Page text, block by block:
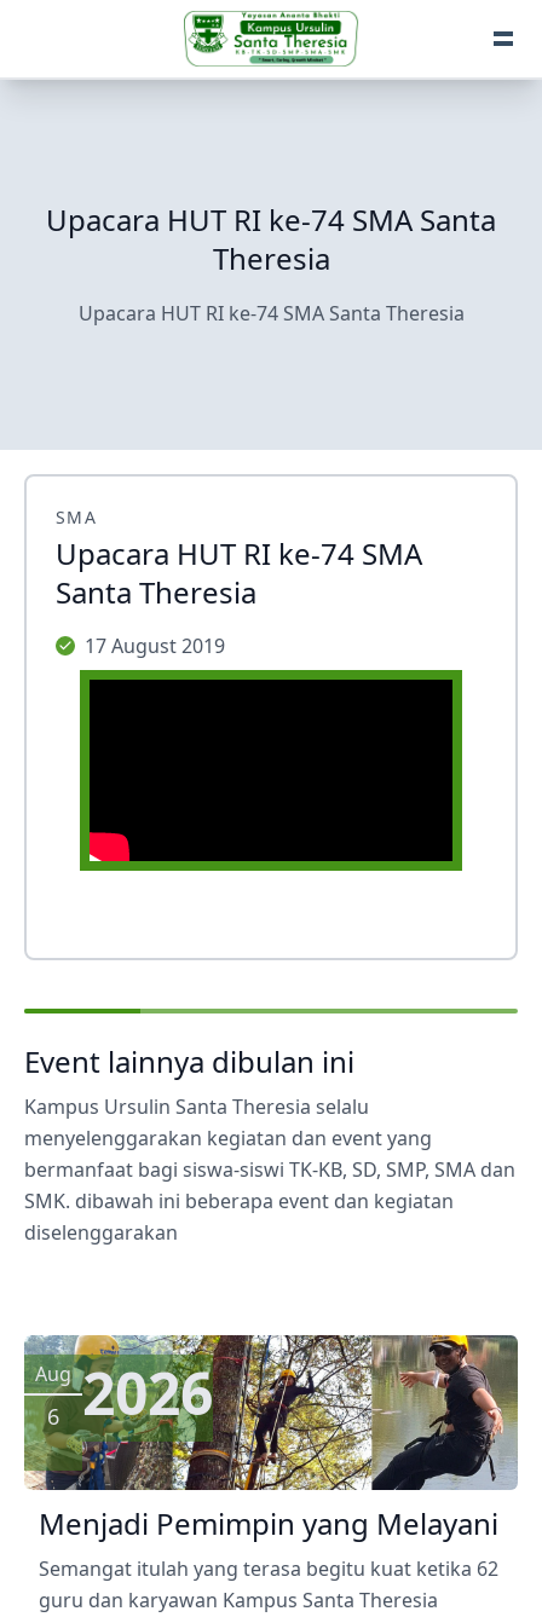
Upacara HUT RI ke-74 SMA Santa
Theresia
Upacara HUT RI ke-74 SMA Santa Theresia
SMA
Upacara HUT RI ke-74 SMA
Santa Theresia
17 August 2019
Event lainnya dibulan ini
Kampus Ursulin Santa Theresia selalu
menyelenggarakan kegiatan dan event yang
bermanfaat bagi siswa-siswi TK-KB, SD, SMP, SMA dan
SMK. dibawah ini beberapa event dan kegiatan
diselenggarakan
Aug
6 2026
Menjadi Pemimpin yang Melayani
Semangat itulah yang terasa begitu kuat ketika 62
guru dan karyawan Kampus Santa Theresia